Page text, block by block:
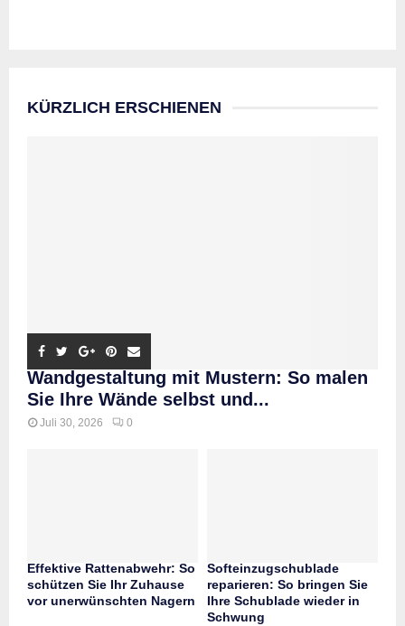
KÜRZLICH ERSCHIENEN
Wandgestaltung mit Mustern: So malen
Sie Ihre Wände selbst und...
Juli 30, 2026 0
Effektive Rattenabwehr: So
schützen Sie Ihr Zuhause
vor unerwünschten Nagern
Softeinzugschublade
reparieren: So bringen Sie
Ihre Schublade wieder in
Schwung